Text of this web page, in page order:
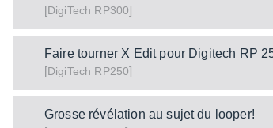
[DigiTech RP300]
Faire tourner X Edit pour Digitech RP
[DigiTech RP250]
Grosse révélation au sujet du looper!